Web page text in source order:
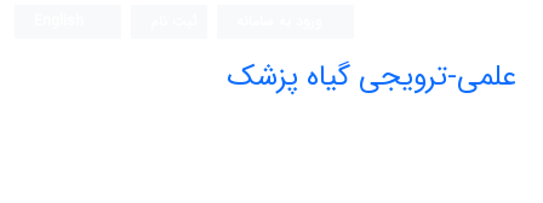
علمی-ترویجی گیاه پزشک